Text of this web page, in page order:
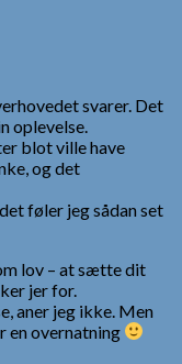
svarer. Det
oplevelse.
blot ville have
og det
føler jeg sådan set
lov – at sætte dit
jer for.
aner jeg ikke. Men
en overnatning